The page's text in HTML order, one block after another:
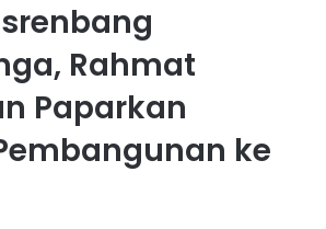
Rahmat
Paparkan
ke